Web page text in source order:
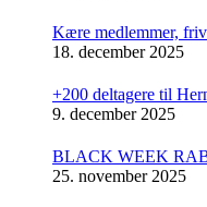
Kære medlemmer,
18. december 2025
+200 deltagere til
9. december 2025
BLACK WEEK
25. november 2025